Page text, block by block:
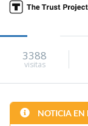
3388
visitas
NOTICIA EN